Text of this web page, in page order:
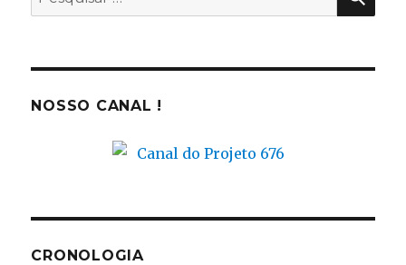
por:
NOSSO CANAL !
CRONOLOGIA